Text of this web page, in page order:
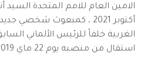
أكتوبر 2021 ، كمبعوث
الغربية خلفاً للرئيس الألماني
استقال من منصبه يوم 22 ماي 2019.